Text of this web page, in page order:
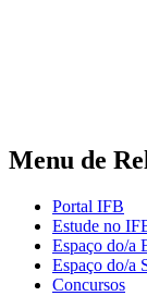
Menu de
Portal IFB
Estude no
Espaço do/a
Espaço do/a
Concursos